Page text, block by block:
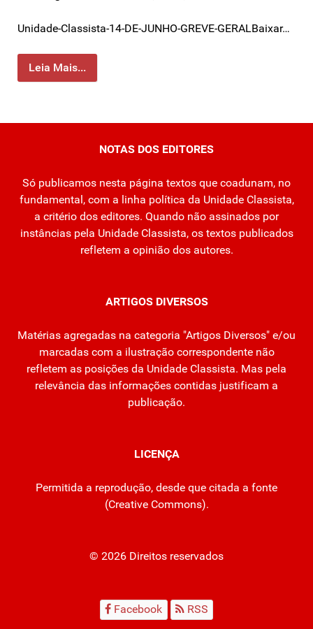
Unidade-Classista-14-DE-JUNHO-GREVE-GERALBaixar…
Leia Mais...
NOTAS DOS EDITORES
Só publicamos nesta página textos que coadunam, no
fundamental, com a linha política da Unidade Classista,
a critério dos editores. Quando não assinados por
instâncias pela Unidade Classista, os textos publicados
refletem a opinião dos autores.
ARTIGOS DIVERSOS
Matérias agregadas na categoria "Artigos Diversos" e/ou
marcadas com a ilustração correspondente não
refletem as posições da Unidade Classista. Mas pela
relevância das informações contidas justificam a
publicação.
LICENÇA
Permitida a reprodução, desde que citada a fonte
(Creative Commons).
© 2026 Direitos reservados
Facebook RSS